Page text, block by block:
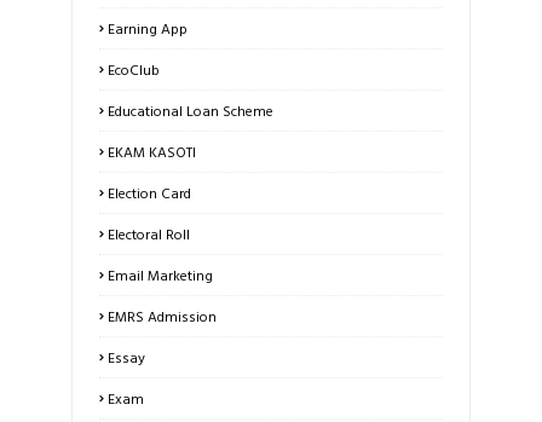
Earning App
EcoClub
Educational Loan Scheme
EKAM KASOTI
Election Card
Electoral Roll
Email Marketing
EMRS Admission
Essay
Exam